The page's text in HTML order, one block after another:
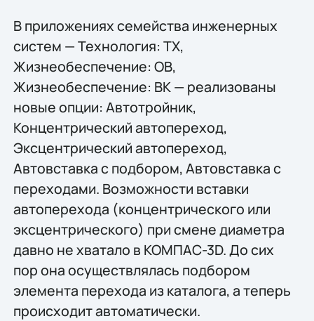
В приложениях семейства инженерных
систем — Технология: ТХ,
Жизнеобеспечение: ОВ,
Жизнеобеспечение: ВК — реализованы
новые опции: Автотройник,
Концентрический автопереход,
Эксцентрический автопереход,
Автовставка с подбором, Автовставка с
переходами. Возможности вставки
автоперехода (концентрического или
эксцентрического) при смене диаметра
давно не хватало в КОМПАС-3D. До сих
пор она осуществлялась подбором
элемента перехода из каталога, а теперь
происходит автоматически.